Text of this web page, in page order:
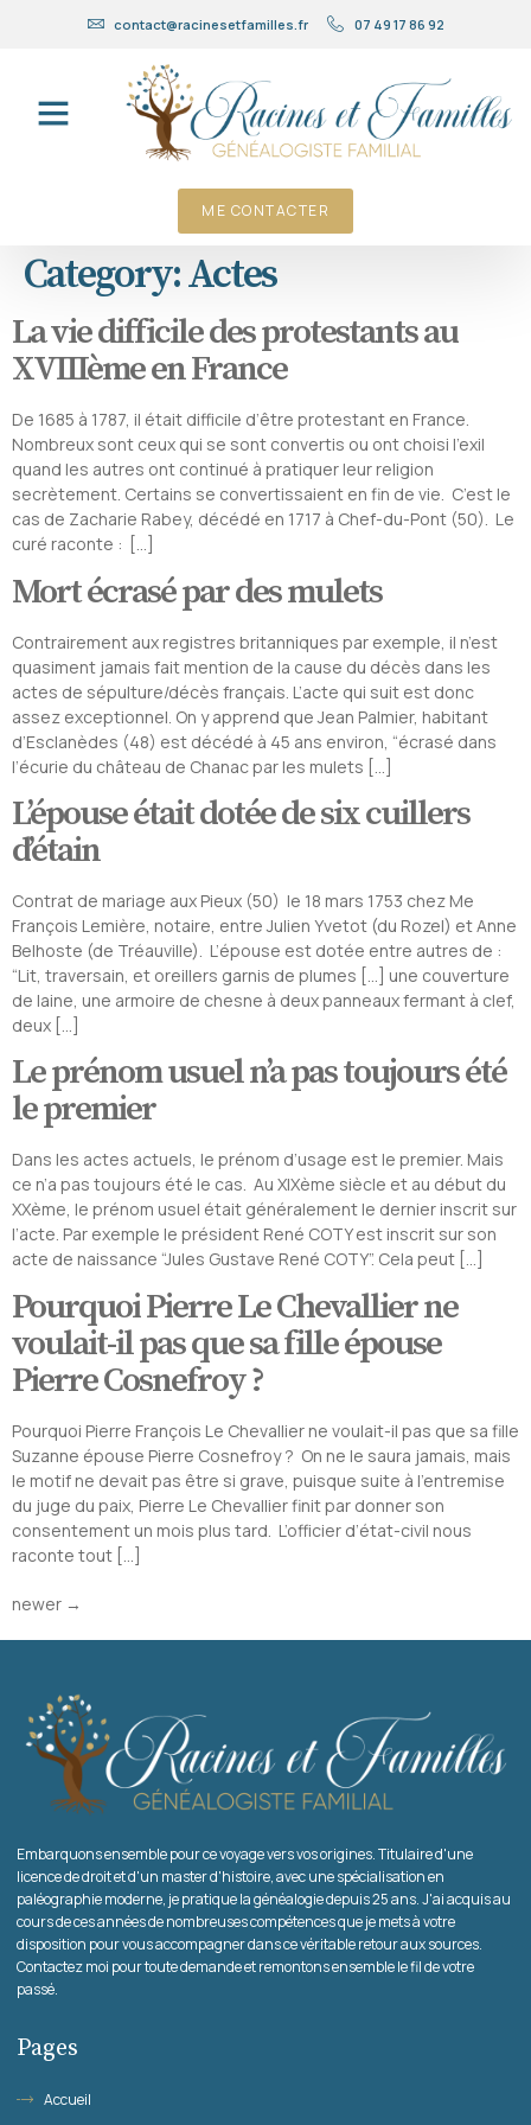
contact@racinesetfamilles.fr 07 49 17 86 92
ME CONTACTER
Category:Actes
La vie difficile des protestants au
XVIIIème en France
De 1685 à 1787, il était difficile d’être protestant en France.
Nombreux sont ceux qui se sont convertis ou ont choisi l’exil
quand les autres ont continué à pratiquer leur religion
secrètement. Certains se convertissaient en fin de vie. C’est le
cas de Zacharie Rabey, décédé en 1717 à Chef-du-Pont (50). Le
curé raconte : […]
Mort écrasé par des mulets
Contrairement aux registres britanniques par exemple, il n’est
quasiment jamais fait mention de la cause du décès dans les
actes de sépulture/décès français. L’acte qui suit est donc
assez exceptionnel. On y apprend que Jean Palmier, habitant
d’Esclanèdes (48) est décédé à 45 ans environ, “écrasé dans
l’écurie du château de Chanac par les mulets […]
L’épouse était dotée de six cuillers
d’étain
Contrat de mariage aux Pieux (50) le 18 mars 1753 chez Me
François Lemière, notaire, entre Julien Yvetot (du Rozel) et Anne
Belhoste (de Tréauville). L’épouse est dotée entre autres de :
“Lit, traversain, et oreillers garnis de plumes […] une couverture
de laine, une armoire de chesne à deux panneaux fermant à clef,
deux […]
Le prénom usuel n’a pas toujours été
le premier
Dans les actes actuels, le prénom d’usage est le premier. Mais
ce n’a pas toujours été le cas. Au XIXème siècle et au début du
XXème, le prénom usuel était généralement le dernier inscrit sur
l’acte. Par exemple le président René COTY est inscrit sur son
acte de naissance “Jules Gustave René COTY”. Cela peut […]
Pourquoi Pierre Le Chevallier ne
voulait-il pas que sa fille épouse
Pierre Cosnefroy ?
Pourquoi Pierre François Le Chevallier ne voulait-il pas que sa fille
Suzanne épouse Pierre Cosnefroy ? On ne le saura jamais, mais
le motif ne devait pas être si grave, puisque suite à l’entremise
du juge du paix, Pierre Le Chevallier finit par donner son
consentement un mois plus tard. L’officier d’état-civil nous
raconte tout […]
newer →
Embarquons ensemble pour ce voyage vers vos origines. Titulaire d'une
licence de droit et d'un master d'histoire, avec une spécialisation en
paléographie moderne, je pratique la généalogie depuis 25 ans. J'ai acquis au
cours de ces années de nombreuses compétences que je mets à votre
disposition pour vous accompagner dans ce véritable retour aux sources.
Contactez moi pour toute demande et remontons ensemble le fil de votre
passé.
Pages
Accueil